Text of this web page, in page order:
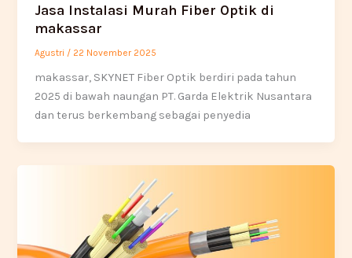
Jasa Instalasi Murah Fiber Optik di
makassar
Agustri / 22 November 2025
makassar, SKYNET Fiber Optik berdiri pada tahun
2025 di bawah naungan PT. Garda Elektrik Nusantara
dan terus berkembang sebagai penyedia